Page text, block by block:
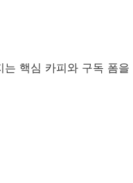
핵심 카피와 구독 폼을